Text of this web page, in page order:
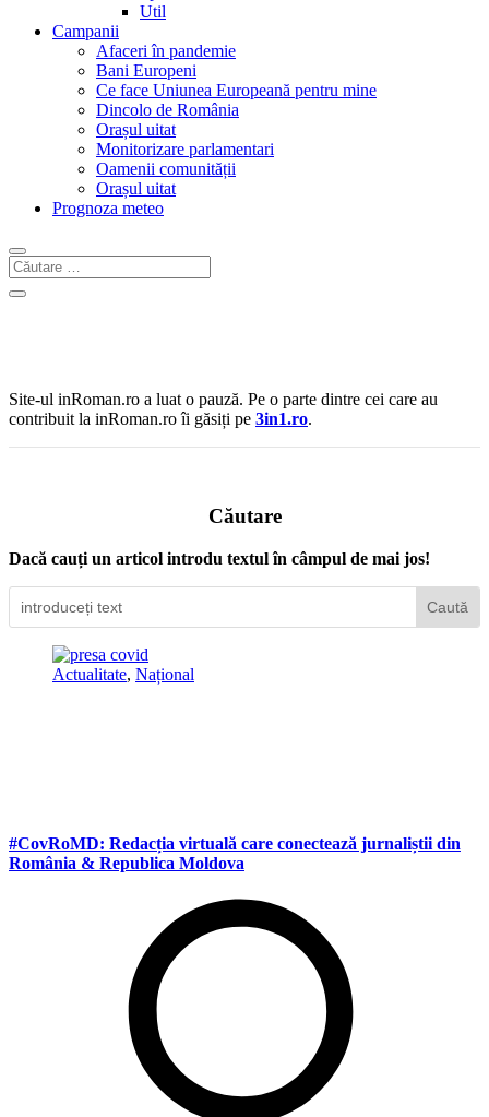
Util
Campanii
Afaceri în pandemie
Bani Europeni
Ce face Uniunea Europeană pentru mine
Dincolo de România
Orașul uitat
Monitorizare parlamentari
Oamenii comunității
Orașul uitat
Prognoza meteo
Site-ul inRoman.ro a luat o pauză. Pe o parte dintre cei care au
contribuit la inRoman.ro îi găsiți pe 3in1.ro.
Căutare
Dacă cauți un articol introdu textul în câmpul de mai jos!
Actualitate, Național
#CovRoMD: Redacția virtuală care conectează jurnaliștii din
România & Republica Moldova